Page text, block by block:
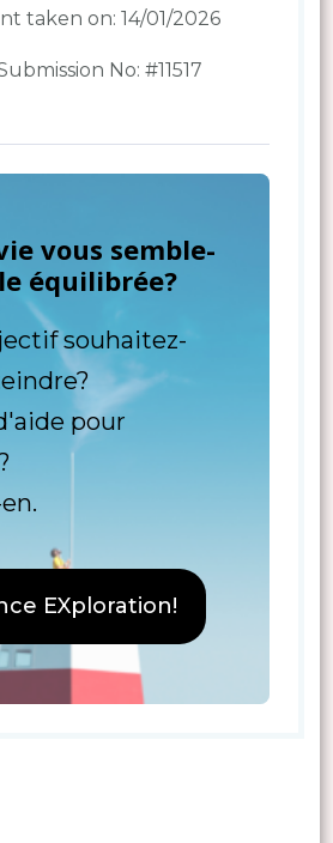
taken on: 14/01/2026
No: #11517
vous semble-
équilibrée?
souhaitez-
pour
EXploration!